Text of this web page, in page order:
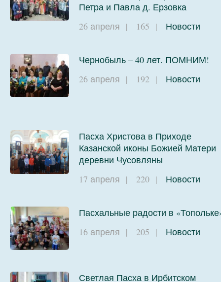
Петра и Павла д. Ерзовка
26 апреля | 165 | Новости
Чернобыль – 40 лет. ПОМНИМ!
26 апреля | 192 | Новости
Пасха Христова в Приходе
Казанской иконы Божией Матери
деревни Чусовляны
17 апреля | 220 | Новости
Пасхальные радости в
16 апреля | 205 | Новости
Светлая Пасха в Ирбитском